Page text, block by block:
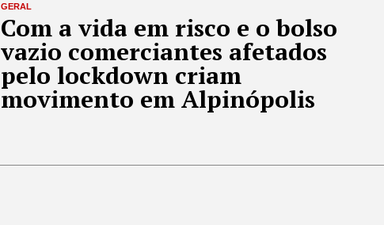
GERAL
Com a vida em risco e o bolso
vazio comerciantes afetados
pelo lockdown criam
movimento em Alpinópolis